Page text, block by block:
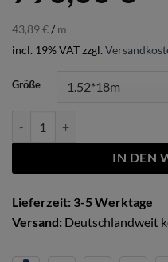
43,89€/ m
incl. 19% VATzzgl.
Größe
IN DEN
Lieferzeit: 3-5 Werktage
Versand: Deutschlandweit